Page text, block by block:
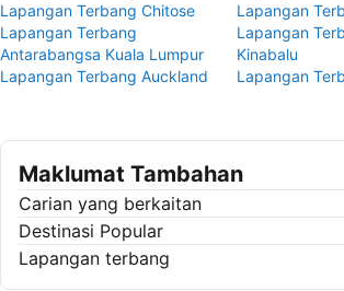
Lapangan Terbang Chitose
Lapangan
Lapangan Terbang
Antarabangsa Kuala Lumpur
Lapangan
Kinabalu
Lapangan Terbang Auckland
Lapangan
Maklumat Tambahan
Carian yang berkaitan
Destinasi Popular
Lapangan terbang